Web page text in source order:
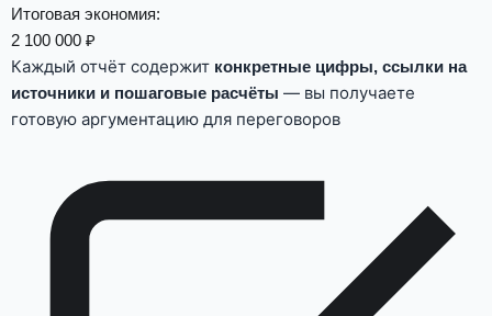
Итоговая экономия:
2 100 000 ₽
Каждый отчёт содержит конкретные цифры, ссылки на
источники и пошаговые расчёты — вы получаете
готовую аргументацию для переговоров